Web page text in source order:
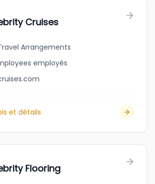
Cruises
Arrangements
employés
et détails
Flooring